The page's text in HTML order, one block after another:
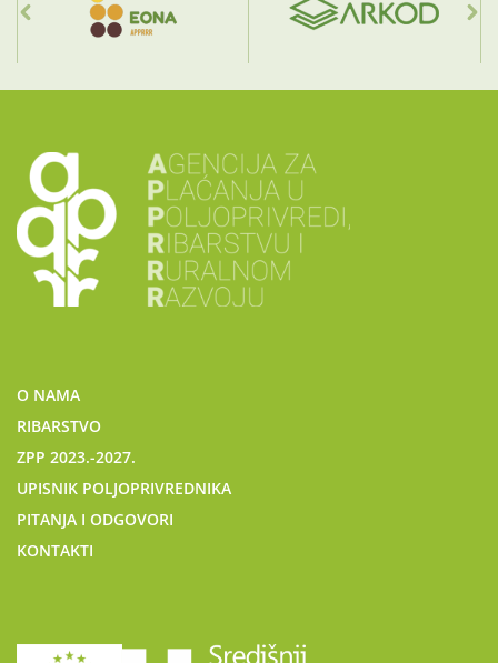
O NAMA
RIBARSTVO
ZPP 2023.-2027.
UPISNIK POLJOPRIVREDNIKA
PITANJA I ODGOVORI
KONTAKTI